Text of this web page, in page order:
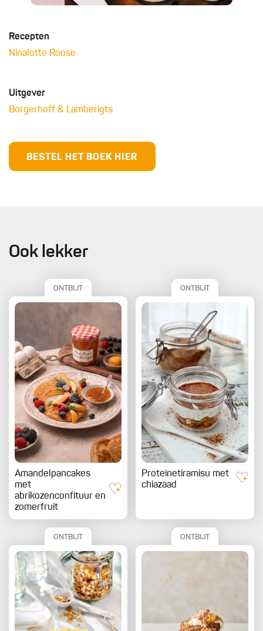
Recepten
Ninalotte Roose
Uitgever
Borgerhoff & Lamberigts
BESTEL HET BOEK HIER
Ook lekker
ONTBIJT
Amandelpancakes
met
abrikozenconfituur en
zomerfruit
ONTBIJT
Proteïnetiramisu met
chiazaad
ONTBIJT ONTBIJT